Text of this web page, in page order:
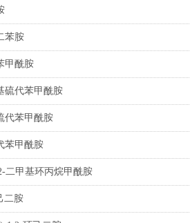
苯胺
甲酰胺
硫代苯甲酰胺
代苯甲酰胺
苯甲酰胺
二甲基环丙烷甲酰胺
二胺